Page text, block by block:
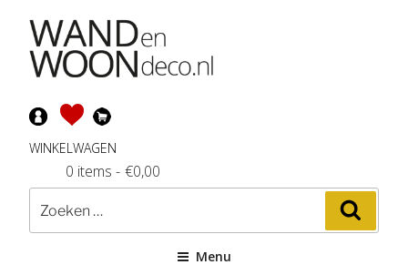
inhoud
WINKELWAGEN
- €0,00
0 items
Zoeken
naar:
Menu